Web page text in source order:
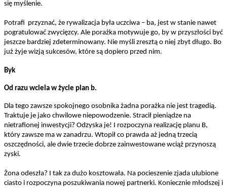
się myślenie.
Potrafi przyznać, że rywalizacja była uczciwa – ba, jest w stanie nawet
pogratulować zwycięzcy. Ale porażka motywuje go, by w przyszłości być
jeszcze bardziej zdeterminowany. Nie myśli zresztą o niej zbyt długo. Bo
już żyje wizją sukcesów, które są dopiero przed nim.
Byk
Od razu wciela w życie plan b.
Dla tego zawsze spokojnego osobnika żadna porażka nie jest tragedią.
Traktuje je jako chwilowe niepowodzenie. Stracił pieniądze na
nietrafionej inwestycji? Odzyska je! I rozpoczyna realizację planu B,
który zawsze ma w zanadrzu. Wtopił co prawda aż jedną trzecią
oszczędności, ale dwie trzecie dobrze zainwestowane wciąż przynoszą
zyski.
Żona odeszła? I tak za dużo kosztowała. Na pocieszenie zjada ulubione
ciasto i rozpoczyna poszukiwania nowej partnerki. Koniecznie młodszej i